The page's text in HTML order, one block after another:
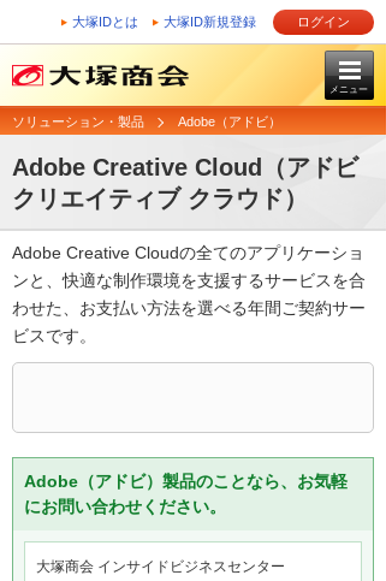
大塚IDとは 大塚ID新規登録 ログイン
メニュー
ソリューション・製品 Adobe（アドビ）
Adobe Creative Cloud（アドビ
クリエイティブ クラウド）
Adobe Creative Cloudの全てのアプリケーショ
ンと、快適な制作環境を支援するサービスを合
わせた、お支払い方法を選べる年間ご契約サー
ビスです。
Adobe（アドビ）製品のことなら、お気軽
にお問い合わせください。
大塚商会 インサイドビジネスセンター